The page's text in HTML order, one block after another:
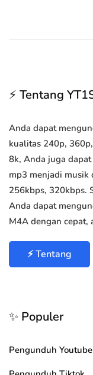
⚡ Tentang
Anda dapat
kualitas 240p,
8k, Anda juga
mp3 menjadi musik
256kbps, 320kbps.
Anda dapat
M4A dengan cepat,
⚡ Tentang
✨ Populer
Pengunduh Youtube